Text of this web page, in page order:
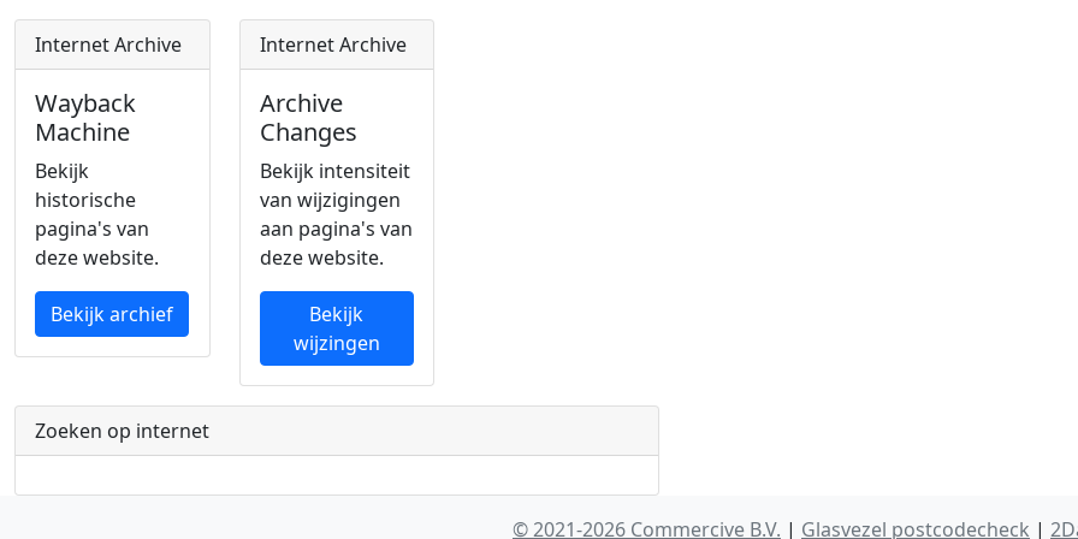
Internet Archive
Wayback
Machine
Bekijk
historische
pagina's van
deze website.
Bekijk archief
Internet Archive
Archive
Changes
Bekijk intensiteit
van wijzigingen
aan pagina's van
deze website.
Bekijk
wijzingen
Zoeken op internet
© 2021-2026 Commercive B.V. | Glasvezel postcodecheck |